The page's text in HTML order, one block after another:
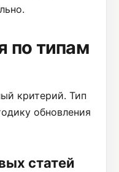
по типам
критерий. Тип
обновления
статей